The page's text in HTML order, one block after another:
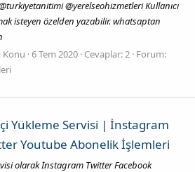
@yerelseohizmetleri Kullanıcı
isteyen özelden yazabilir. whatsaptan
Konu 6 Tem 2020 Cevaplar: 2 Forum:
Yükleme Servisi | İnstagram
Youtube Abonelik İşlemleri
olarak İnstagram Twitter Facebook